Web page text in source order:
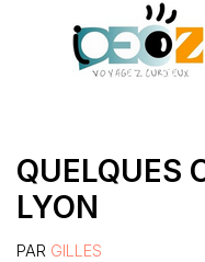
QUELQUES
LYON
PAR GILLES